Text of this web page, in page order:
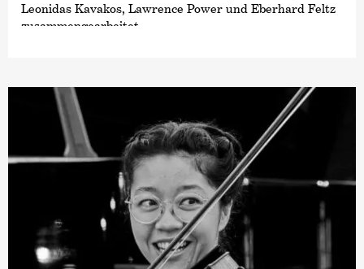
Leonidas Kavakos, Lawrence Power und Eberhard Feltz
zusammengearbeitet.
Orchestra, dem Johannesburg Symphony Orchestra und
dem Kwazulu-Natal Philharmonic Orchestra in
Südafrika. Erst kürzlich gewann Jeffrey Armstrong den
Ersten Preis beim UNISA National Music Competition,
auf den eine Aufführung und Aufnahme mit dem
Johannesburg Philharmonic Orchestra folgten. Als
Kammermusiker tritt er unter anderem regelmäßig als
Gast beim Wye Valley Music Festival in England auf.
Daneben ist der Violinist an weiteren Projekten beteiligt,
darunter an dem von ihm mitgegründeten Cape
Chamber Music Collective oder dem musikalischen